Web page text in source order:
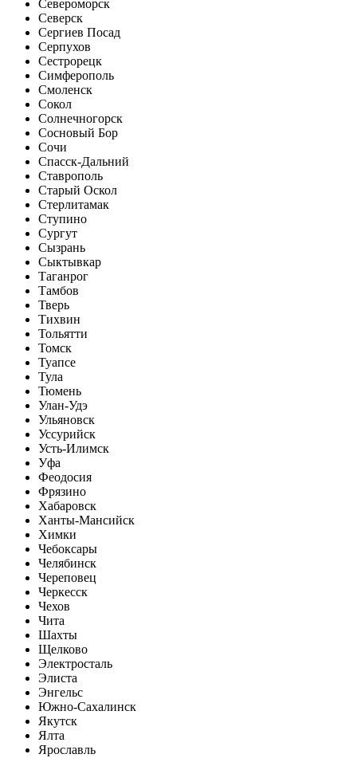
Североморск
Северск
Сергиев Посад
Серпухов
Сестрорецк
Симферополь
Смоленск
Сокол
Солнечногорск
Сосновый Бор
Сочи
Спасск-Дальний
Ставрополь
Старый Оскол
Стерлитамак
Ступино
Сургут
Сызрань
Сыктывкар
Таганрог
Тамбов
Тверь
Тихвин
Тольятти
Томск
Туапсе
Тула
Тюмень
Улан-Удэ
Ульяновск
Уссурийск
Усть-Илимск
Уфа
Феодосия
Фрязино
Хабаровск
Ханты-Мансийск
Химки
Чебоксары
Челябинск
Череповец
Черкесск
Чехов
Чита
Шахты
Щелково
Электросталь
Элиста
Энгельс
Южно-Сахалинск
Якутск
Ялта
Ярославль